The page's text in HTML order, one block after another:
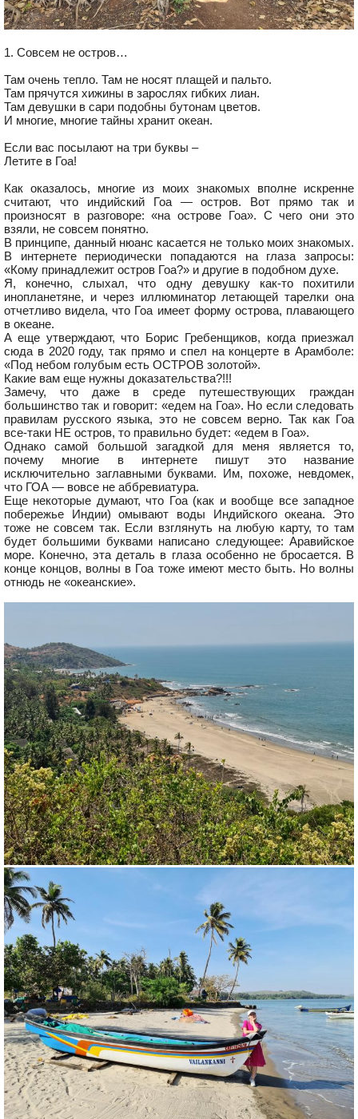
1. Совсем не остров…
Там очень тепло. Там не носят плащей и пальто.
Там прячутся хижины в зарослях гибких лиан.
Там девушки в сари подобны бутонам цветов.
И многие, многие тайны хранит океан.
Если вас посылают на три буквы –
Летите в Гоа!
Как оказалось, многие из моих знакомых вполне искренне
считают, что индийский Гоа — остров. Вот прямо так и
произносят в разговоре: «на острове Гоа». С чего они это
взяли, не совсем понятно.
В принципе, данный нюанс касается не только моих знакомых.
В интернете периодически попадаются на глаза запросы:
«Кому принадлежит остров Гоа?» и другие в подобном духе.
Я, конечно, слыхал, что одну девушку как-то похитили
инопланетяне, и через иллюминатор летающей тарелки она
отчетливо видела, что Гоа имеет форму острова, плавающего
в океане.
А еще утверждают, что Борис Гребенщиков, когда приезжал
сюда в 2020 году, так прямо и спел на концерте в Арамболе:
«Под небом голубым есть ОСТРОВ золотой».
Какие вам еще нужны доказательства?!!!
Замечу, что даже в среде путешествующих граждан
большинство так и говорит: «едем на Гоа». Но если следовать
правилам русского языка, это не совсем верно. Так как Гоа
все-таки НЕ остров, то правильно будет: «едем в Гоа».
Однако самой большой загадкой для меня является то,
почему многие в интернете пишут это название
исключительно заглавными буквами. Им, похоже, невдомек,
что ГОА — вовсе не аббревиатура.
Еще некоторые думают, что Гоа (как и вообще все западное
побережье Индии) омывают воды Индийского океана. Это
тоже не совсем так. Если взглянуть на любую карту, то там
будет большими буквами написано следующее: Аравийское
море. Конечно, эта деталь в глаза особенно не бросается. В
конце концов, волны в Гоа тоже имеют место быть. Но волны
отнюдь не «океанские».